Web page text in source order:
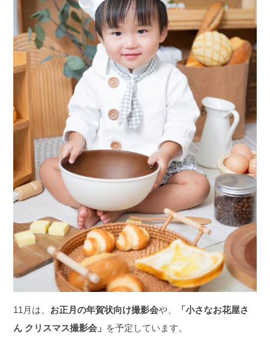
11月は、 お正月の年賀状向け撮影会や、
「小さなお花屋さ
ん クリスマス撮影会」 を予定しています。